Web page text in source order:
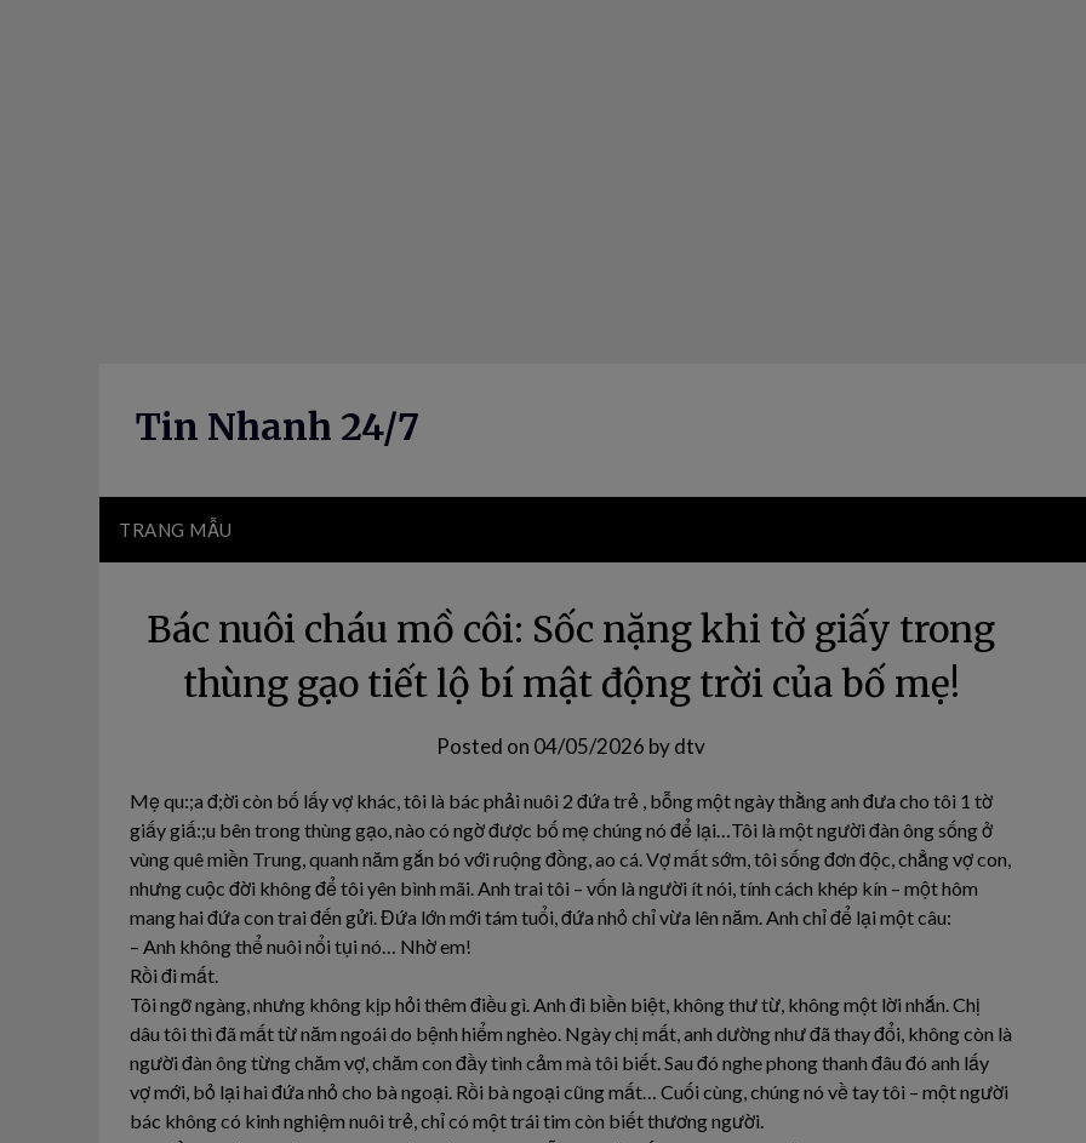
Tin Nhanh 24/7
TRANG MẪU
Bác nuôi cháu mồ côi: Sốc nặng khi tờ giấy trong
thùng gạo tiết lộ bí mật động trời của bố mẹ!
Posted on 04/05/2026 bydtv
Mẹ qu:;a đ;ời còn bố lấy vợ khác, tôi là bác phải nuôi 2 đứa trẻ , bỗng một ngày thằng anh đưa cho tôi 1 tờ
giấy giấ:;u bên trong thùng gạo, nào có ngờ được bố mẹ chúng nó để lại…Tôi là một người đàn ông sống ở
vùng quê miền Trung, quanh năm gắn bó với ruộng đồng, ao cá. Vợ mất sớm, tôi sống đơn độc, chẳng vợ con,
nhưng cuộc đời không để tôi yên bình mãi. Anh trai tôi – vốn là người ít nói, tính cách khép kín – một hôm
mang hai đứa con trai đến gửi. Đứa lớn mới tám tuổi, đứa nhỏ chỉ vừa lên năm. Anh chỉ để lại một câu:
– Anh không thể nuôi nổi tụi nó… Nhờ em!
Rồi đi mất.
Tôi ngỡ ngàng, nhưng không kịp hỏi thêm điều gì. Anh đi biền biệt, không thư từ, không một lời nhắn. Chị
dâu tôi thì đã mất từ năm ngoái do bệnh hiểm nghèo. Ngày chị mất, anh dường như đã thay đổi, không còn là
người đàn ông từng chăm vợ, chăm con đầy tình cảm mà tôi biết. Sau đó nghe phong thanh đâu đó anh lấy
vợ mới, bỏ lại hai đứa nhỏ cho bà ngoại. Rồi bà ngoại cũng mất… Cuối cùng, chúng nó về tay tôi – một người
bác không có kinh nghiệm nuôi trẻ, chỉ có một trái tim còn biết thương người.